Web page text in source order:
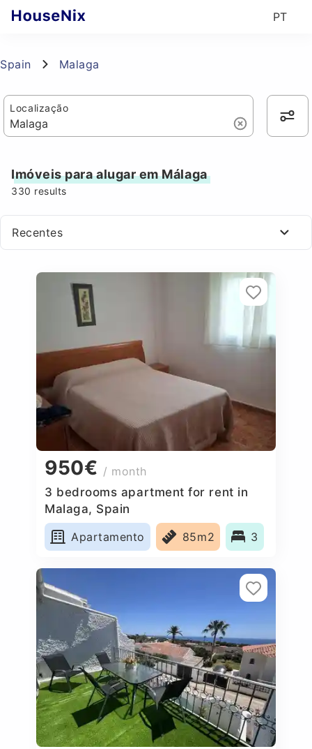
PT
Spain Malaga
Localização
Imóveis para alugar em Málaga
330 results
Recentes
950€ / month
3 bedrooms apartment for rent in
Malaga, Spain
Apartamento
85m2 3